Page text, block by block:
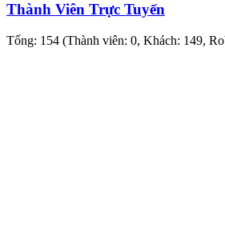
Thành Viên Trực Tuyến
Tổng: 154 (Thành viên: 0, Khách: 149,